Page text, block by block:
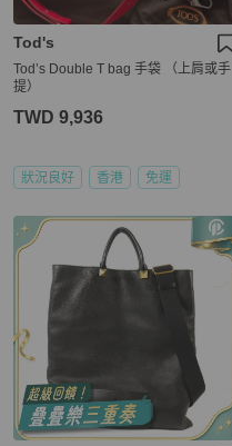
Tod's
Tod’s Double T bag 手袋 （上肩或手
提）
TWD 9,936
狀況良好 香港 免運